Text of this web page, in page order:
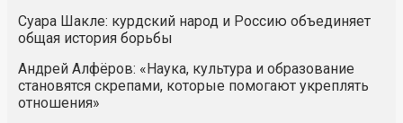
Суара Шакле: курдский народ и Россию объединяет
общая история борьбы
Андрей Алфёров: «Наука, культура и образование
становятся скрепами, которые помогают укреплять
отношения»